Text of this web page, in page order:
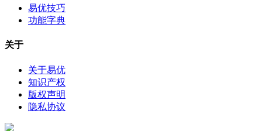
易优技巧
功能字典
关于
关于易优
知识产权
版权声明
隐私协议